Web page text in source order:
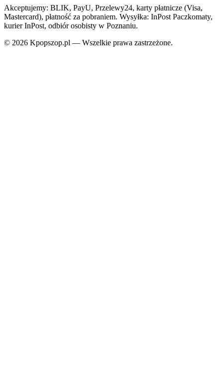
Akceptujemy: BLIK, PayU, Przelewy24, karty płatnicze (Visa,
Mastercard), płatność za pobraniem. Wysyłka: InPost Paczkomaty,
kurier InPost, odbiór osobisty w Poznaniu.
© 2026 Kpopszop.pl — Wszelkie prawa zastrzeżone.